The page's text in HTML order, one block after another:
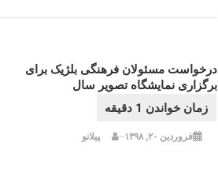
درخواست مسئولان فرهنگی بلژیک برای
برگزاری نمایشگاه تصویر سال
فروردین ۲۰, ۱۳۹۸ پیلانو